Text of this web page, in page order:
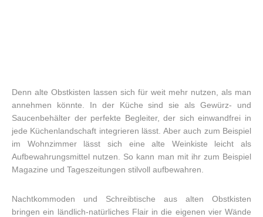
Denn alte Obstkisten lassen sich für weit mehr nutzen, als man
annehmen könnte. In der Küche sind sie als Gewürz- und
Saucenbehälter der perfekte Begleiter, der sich einwandfrei in
jede Küchenlandschaft integrieren lässt. Aber auch zum Beispiel
im Wohnzimmer lässt sich eine alte Weinkiste leicht als
Aufbewahrungsmittel nutzen. So kann man mit ihr zum Beispiel
Magazine und Tageszeitungen stilvoll aufbewahren.
Nachtkommoden und Schreibtische aus alten Obstkisten
bringen ein ländlich-natürliches Flair in die eigenen vier Wände